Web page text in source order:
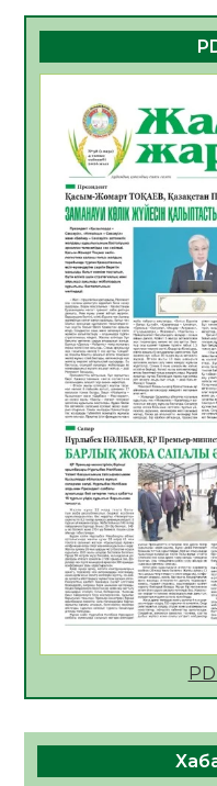
06.08.2026
ҚҰРЫЛТАЙ
БАСТАР
06.08.2026
Инфекциялық
жұмыстарының
06.08.2026
Көкжөтел ауруы
06.08.2026
АПВ вакцинасы
06.08.2026
Open Air:
департаменті 20
көрерменнің
06.08.2026
ҚЫЗЫЛОРДАДА
ЖАРҚЫН
МӘЖІЛІС ӨТТІ
05.08.2026
Қазақстан
азаматтың міндеті